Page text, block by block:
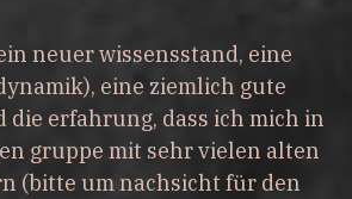
neuer wissensstand, eine
eine ziemlich gute
erfahrung, dass ich mich in
gruppe mit sehr vielen alten
(bitte um nachsicht für den